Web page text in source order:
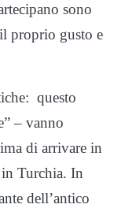
sono
proprio gusto e
questo
– vanno
di arrivare in
Turchia. In
dell’antico